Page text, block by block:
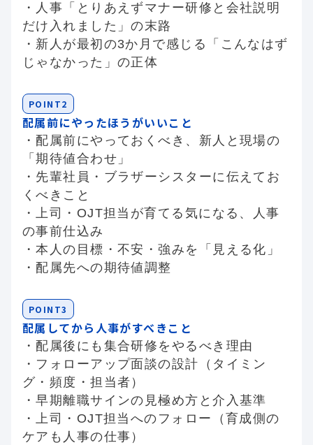
・人事「とりあえずマナー研修と会社説明
だけ入れました」の末路
・新人が最初の3か月で感じる「こんなはず
じゃなかった」の正体
POINT2
配属前にやったほうがいいこと
・配属前にやっておくべき、新人と現場の
「期待値合わせ」
・先輩社員・ブラザーシスターに伝えてお
くべきこと
・上司・OJT担当が育てる気になる、人事
の事前仕込み
・本人の目標・不安・強みを「見える化」
・配属先への期待値調整
POINT3
配属してから人事がすべきこと
・配属後にも集合研修をやるべき理由
・フォローアップ面談の設計（タイミン
グ・頻度・担当者）
・早期離職サインの見極め方と介入基準
・上司・OJT担当へのフォロー（育成側の
ケアも人事の仕事）